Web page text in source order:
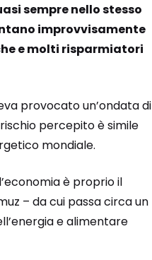
sempre nello stesso
improvvisamente
e molti risparmiatori
provocato un’ondata di
percepito è simile
mondiale.
è proprio il
– da cui passa circa un
e alimentare